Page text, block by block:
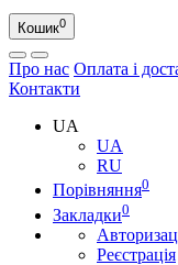
Кошик0
Про нас Оплата і
Контакти
UA
UA
RU
Порівняння0
Закладки0
Реєстрація